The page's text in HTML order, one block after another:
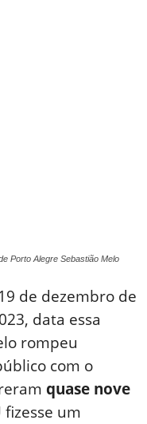
Porto Alegre Sebastião Melo
de dezembro de
data essa
rompeu
com o
quase nove
fizesse um